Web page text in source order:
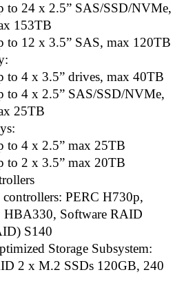
to 24 x 2.5” SAS/SSD/NVMe,
153TB
to 12 x 3.5” SAS, max 120TB
to 4 x 3.5” drives, max 40TB
to 4 x 2.5” SAS/SSD/NVMe,
25TB
to 4 x 2.5” max 25TB
to 2 x 3.5” max 20TB
controllers: PERC H730p,
HBA330, Software RAID
S140
Storage Subsystem:
2 x M.2 SSDs 120GB, 240